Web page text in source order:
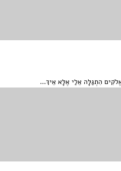
הִתְגַּלָּה אֵלַי אֶלָּא אֵיךְ...